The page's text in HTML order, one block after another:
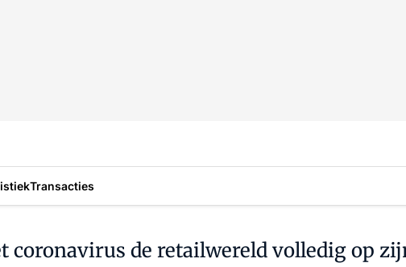
Transacties
coronavirus de retailwereld volledig op